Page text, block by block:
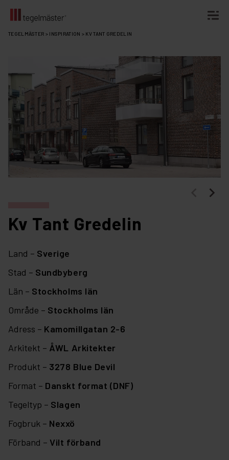
Fortsätt
TEGELMÄSTER > INSPIRATION > KV TANT GREDELIN
Kv Tant Gredelin
Land – Sverige
Stad – Sundbyberg
Län – Stockholms län
Område – Stockholms län
Adress – Kamomillgatan 2-6
Arkitekt – ÅWL Arkitekter
Produkt – 3278 Blue Devil
Format – Danskt format (DNF)
Tegeltyp – Slagen
Fogbruk – Nexxö
Förband – Vilt förband